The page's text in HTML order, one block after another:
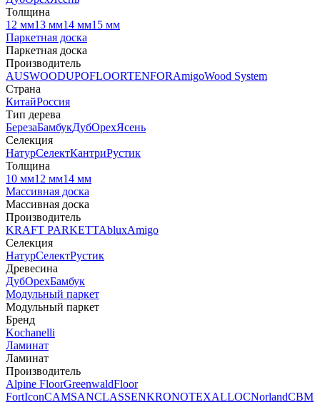
Толщина
12 мм13 мм14 мм15 мм
Паркетная доска
Паркетная доска
Производитель
AUSWOODUPOFLOORTENFORAmigoWood System
Страна
КитайРоссия
Тип дерева
БерезаБамбукДубОрехЯсень
Селекция
НатурСелектКантриРустик
Толщина
10 мм12 мм14 мм
Массивная доска
Массивная доска
Производитель
KRAFT PARKETTAbluxAmigo
Селекция
НатурСелектРустик
Древесина
ДубОрехБамбук
Модульный паркет
Модульный паркет
Бренд
Kochanelli
Ламинат
Ламинат
Производитель
Alpine FloorGreenwaldFloor
FortIconCAMSANCLASSENKRONOTEXALLOCNorlandCBM